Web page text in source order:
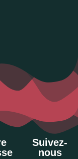
Suivez-
nous